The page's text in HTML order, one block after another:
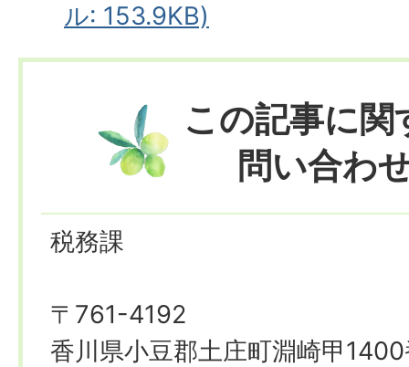
ル: 153.9KB)
この記事に関
問い合わ
税務課
〒761-4192
香川県小豆郡土庄町淵崎甲